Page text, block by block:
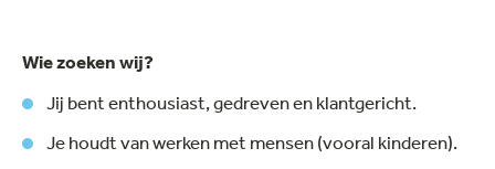
Wie zoeken wij?
Jij bent enthousiast, gedreven en klantgericht.
Je houdt van werken met mensen (vooral kinderen).